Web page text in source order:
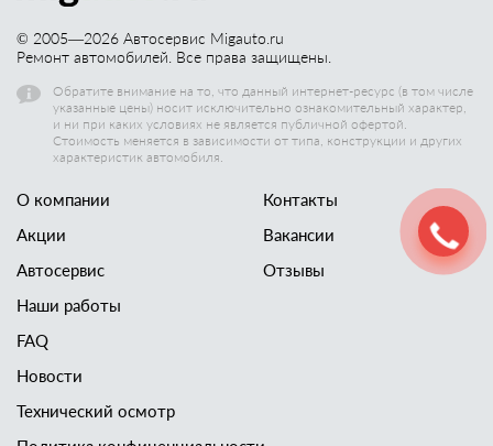
© 2005—2026 Автосервис Migauto.ru
Ремонт автомобилей. Все права защищены.
Обратите внимание на то, что данный интернет-ресурс (в том числе
указанные цены) носит исключительно ознакомительный характер,
и ни при каких условиях не является публичной офертой.
Стоимость меняется в зависимости от типа, конструкции и других
характеристик автомобиля.
О компании
Акции
Автосервис
Наши работы
Контакты
Вакансии
Отзывы
FAQ
Новости
Технический осмотр